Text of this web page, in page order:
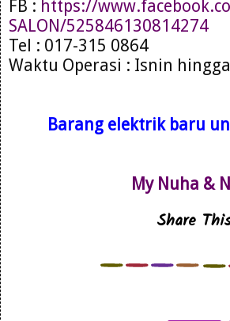
FB : https://
SALON/525846130814274
Tel : 017-315 0864
Waktu Operasi : Isnin
Barang elektrik baru
My Nuha &
Share